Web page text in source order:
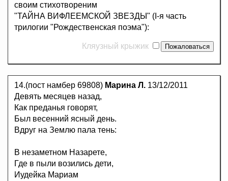
своим стихотвореним
"ТАЙНА ВИФЛЕЕМСКОЙ ЗВЕЗДЫ" (I-я часть
трилогии "Рождественская поэма"):
Кляузный крыжик
14.(пост намбер 69808) Марина Л. 13/12/2011
Девять месяцев назад,
Как преданья говорят,
Был весенний ясный день.
Вдруг на Землю пала тень:
В незаметном Назарете,
Где в пыли возились дети,
Иудейка Мариам